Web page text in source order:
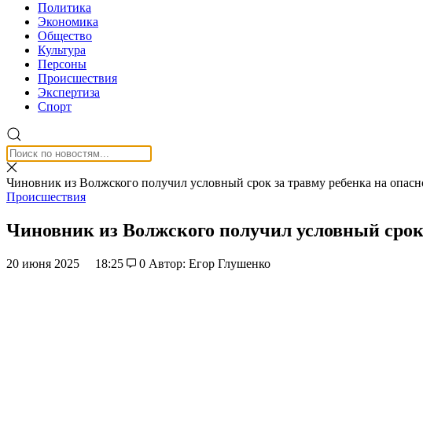
Политика
Экономика
Общество
Культура
Персоны
Происшествия
Экспертиза
Спорт
Чиновник из Волжского получил условный срок за травму ребенка на
Происшествия
Чиновник из Волжского получил условный
20 июня 2025 18:25 0 Автор: Егор Глушенко